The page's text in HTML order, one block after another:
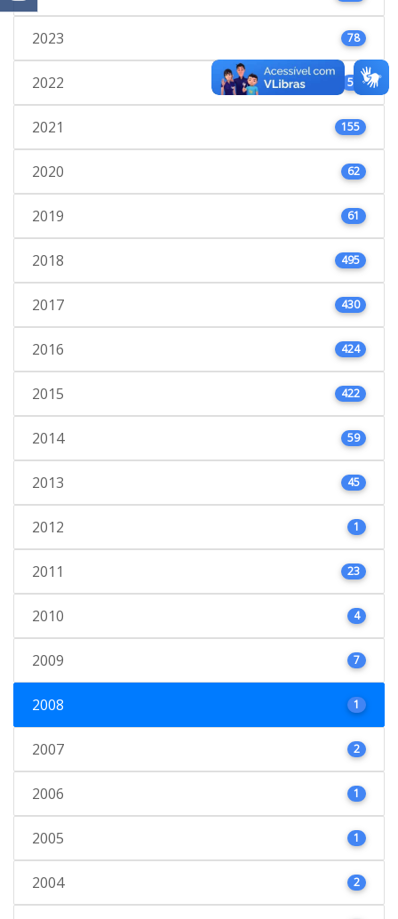
2023 78
2022 53
2021 155
2020 62
2019 61
2018 495
2017 430
2016 424
2015 422
2014 59
2013 45
2012 1
2011 23
2010 4
2009 7
2008 1
2007 2
2006 1
2005 1
2004 2